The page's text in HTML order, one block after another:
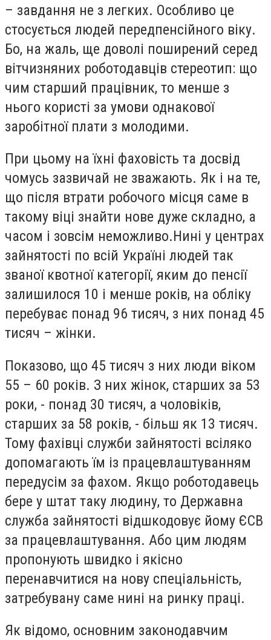
– завдання не з легких. Особливо це
стосується людей передпенсійного віку.
Бо, на жаль, ще доволі поширений серед
вітчизняних роботодавців стереотип: що
чим старший працівник, то менше з
нього користі за умови однакової
заробітної плати з молодими.
При цьому на їхні фаховість та досвід
чомусь зазвичай не зважають. Як і на те,
що після втрати робочого місця саме в
такому віці знайти нове дуже складно, а
часом і зовсім неможливо.Нині у центрах
зайнятості по всій Україні людей так
званої квотної категорії, яким до пенсії
залишилося 10 і менше років, на обліку
перебуває понад 96 тисяч, з них понад 45
тисяч – жінки.
Показово, що 45 тисяч з них люди віком
55 – 60 років. З них жінок, старших за 53
роки, - понад 30 тисяч, а чоловіків,
старших за 58 років, - більш як 13 тисяч.
Тому фахівці служби зайнятості всіляко
допомагають їм із працевлаштуванням
передусім за фахом. Якщо роботодавець
бере у штат таку людину, то Державна
служба зайнятості відшкодовує йому ЄСВ
за працевлаштування. Або цим людям
пропонують швидко і якісно
перенавчитися на нову спеціальність,
затребувану саме нині на ринку праці.
Як відомо, основним законодавчим